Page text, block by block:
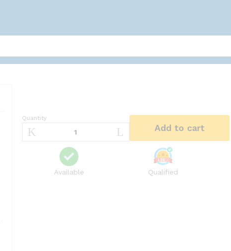
Quantity
Add to cart
Available Qualified